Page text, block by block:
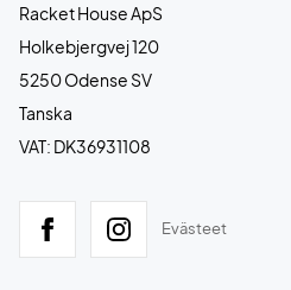
Racket House ApS
Holkebjergvej 120
5250 Odense SV
Tanska
VAT: DK36931108
Evästeet